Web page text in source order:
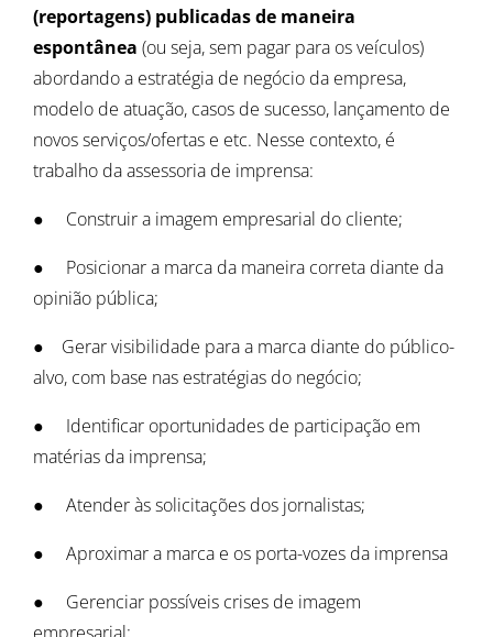
(reportagens) publicadas de maneira
espontânea (ou seja, sem pagar para os veículos)
abordando a estratégia de negócio da empresa,
modelo de atuação, casos de sucesso, lançamento de
novos serviços/ofertas e etc. Nesse contexto, é
trabalho da assessoria de imprensa:
● Construir a imagem empresarial do cliente;
● Posicionar a marca da maneira correta diante da
opinião pública;
● Gerar visibilidade para a marca diante do público-
alvo, com base nas estratégias do negócio;
● Identificar oportunidades de participação em
matérias da imprensa;
● Atender às solicitações dos jornalistas;
● Aproximar a marca e os porta-vozes da imprensa
● Gerenciar possíveis crises de imagem